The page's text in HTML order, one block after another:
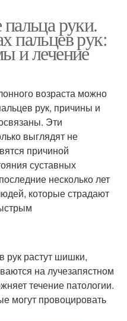
руки.
пальцев рук:
и лечение
возраста можно
рук, причины и
Эти
выглядят не
причиной
суставных
несколько лет
которые страдают
рук растут шишки,
на лучезапястном
течение патологии.
могут провоцировать